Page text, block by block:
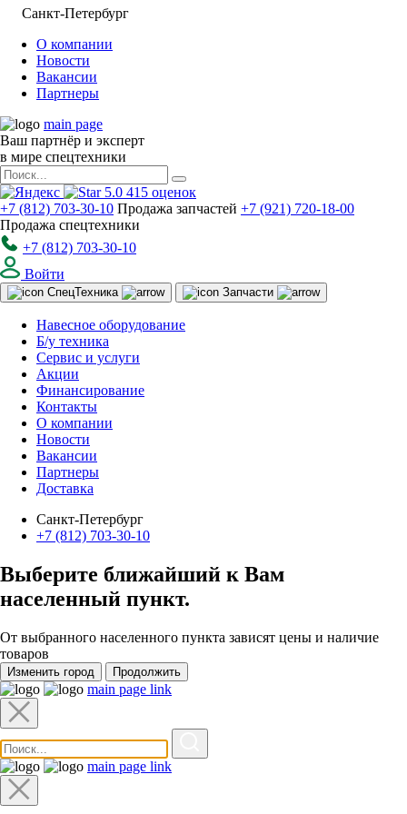
Санкт-Петербург
О компании
Новости
Вакансии
Партнеры
main page
Ваш партнёр и эксперт
в мире спецтехники
5.0 415 оценок
+7 (812) 703-30-10 Продажа запчастей +7 (921) 720-18-00
Продажа спецтехники
+7 (812) 703-30-10
Войти
СпецТехника Запчасти
Навесное оборудование
Б/у техника
Сервис и услуги
Акции
Финансирование
Контакты
О компании
Новости
Вакансии
Партнеры
Доставка
Санкт-Петербург
+7 (812) 703-30-10
Выберите ближайший к Вам
населенный пункт.
От выбранного населенного пункта зависят цены и наличие
товаров
Изменить город Продолжить
main page link
main page link